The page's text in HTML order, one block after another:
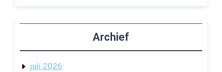
Archief
juli 2026